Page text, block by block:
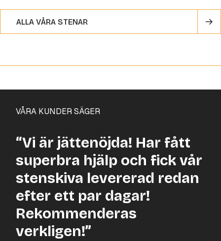
ALLA VÅRA STENAR
VÅRA KUNDER SÄGER
“Vi är jättenöjda! Har fått
superbra hjälp och fick vår
stenskiva levererad redan
efter ett par dagar!
Rekommenderas
verkligen!”